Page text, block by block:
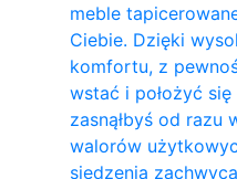
meble
Ciebie. Dzięki
komfortu, z
wstać i położyć się
zasnąłbyś od razu
walorów
siedzenia